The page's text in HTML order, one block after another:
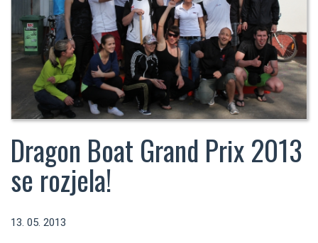
Dragon Boat Grand Prix 2013
se rozjela!
13. 05. 2013